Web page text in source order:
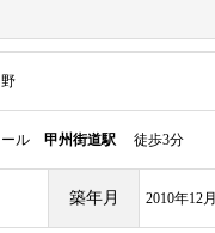
ール 甲州街道駅 徒歩3分
築年月 2010年12月